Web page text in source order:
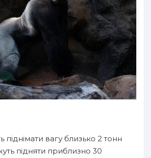
піднімати вагу близько 2 тонн
підняти приблизно 30